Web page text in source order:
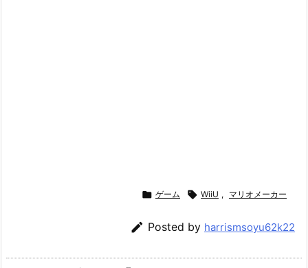
 ゲーム  WiiU , マリオメーカー
 Posted by harrismsoyu62k22